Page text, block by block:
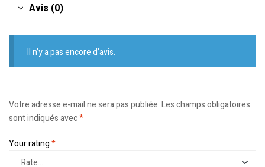
Avis (0)
Il n’y a pas encore d’avis.
Votre adresse e-mail ne sera pas publiée.Les champs obligatoires
sont indiqués avec*
Your rating*